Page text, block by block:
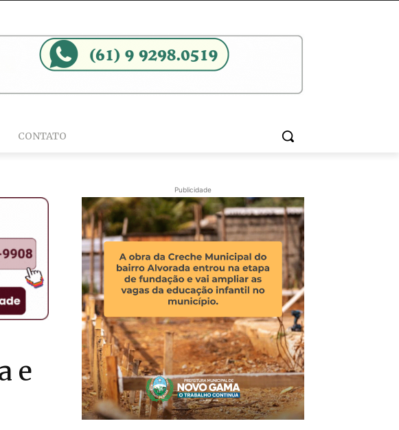
CONTATO
e
Publicidade